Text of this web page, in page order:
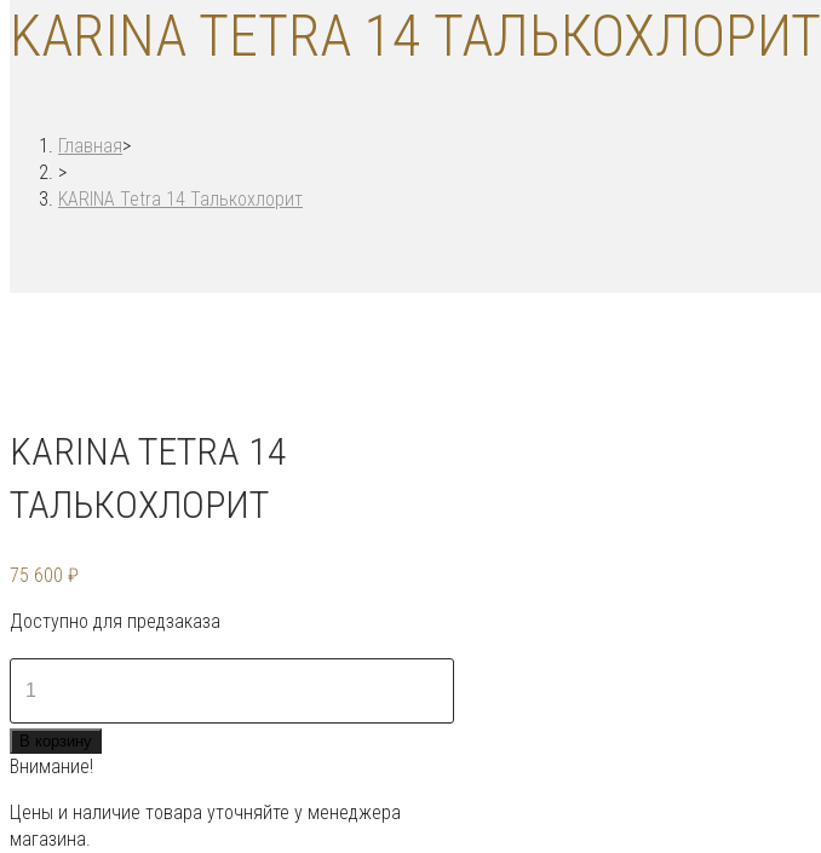
KARINA TETRA 14 ТАЛЬКОХЛОРИТ
Главная>
>
KARINA Tetra 14 Талькохлорит
KARINA TETRA 14
ТАЛЬКОХЛОРИТ
75 600 ₽
Доступно для предзаказа
Количество
товара
KARINA
Tetra
14
Талькохлорит
В корзину
Внимание!
Цены и наличие товара уточняйте у менеджера
магазина.